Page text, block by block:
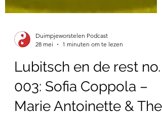
Duimpjeworstelen Podcast
28 mei
1 minuten om te lezen